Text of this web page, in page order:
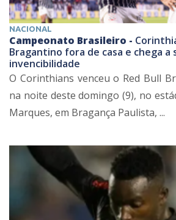
NACIONAL
Campeonato Brasileiro -
Bragantino fora de casa e chega a
invencibilidade
O Corinthians venceu o Red Bull
na noite deste domingo (9), no
Marques, em Bragança Paulista, ...